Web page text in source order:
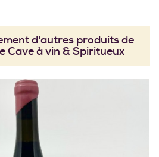
d'autres produits de
Cave à vin & Spiritueux